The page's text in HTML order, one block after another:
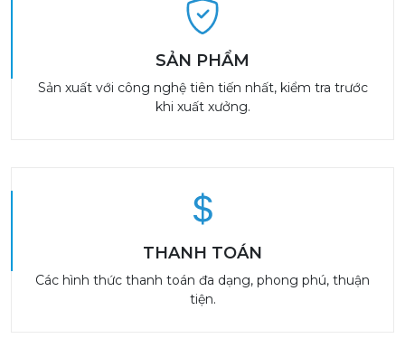
SẢN PHẨM
Sản xuất với công nghệ tiên tiến nhất, kiểm tra trước
khi xuất xưởng.
THANH TOÁN
Các hình thức thanh toán đa dạng, phong phú, thuận
tiện.